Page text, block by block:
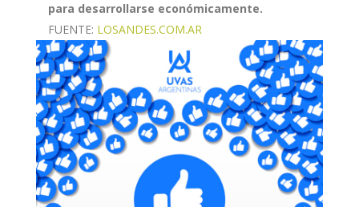
para desarrollarse económicamente.
FUENTE: LOSANDES.COM.AR